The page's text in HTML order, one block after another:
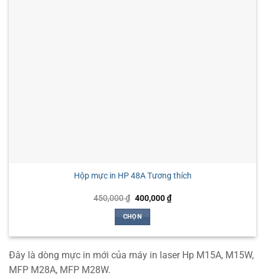
Hộp mực in HP 48A Tương thích
450,000₫ Giá
là:
450,000 ₫.
400,000₫Giá
hiện
CHỌN
này
Đây là dòng mực in mới của máy in laser Hp M15A, M15W,
MFP M28A, MFP M28W.